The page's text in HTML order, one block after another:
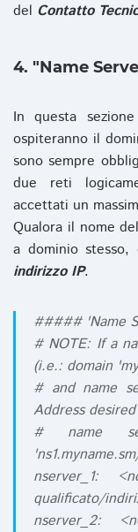
del Contatto
4. "Name
In questa
ospiteranno il
sono sempre
due reti
accettati un
Qualora il nome del
a dominio stesso,
indirizzo IP.
##### 'Name
# NOTE: If a
(i.e.: domain
# and name
Address
# name
nserver_1:
qualificato/
nserver_2: